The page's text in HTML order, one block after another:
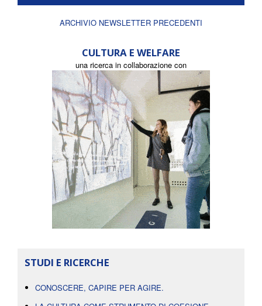
ARCHIVIO NEWSLETTER PRECEDENTI
CULTURA E WELFARE
una ricerca in collaborazione con
STUDI E RICERCHE
CONOSCERE, CAPIRE PER AGIRE.